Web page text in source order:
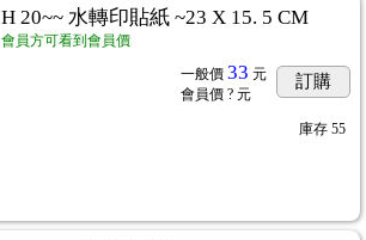
H 20~~ 水轉印貼紙 ~23 X 15. 5 CM
會員方可看到會員價
一般價 33 元
會員價 ? 元
訂購
庫存 55